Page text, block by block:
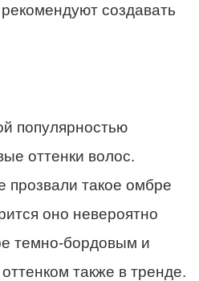
создавать
популярностью
оттенки волос.
прозвали такое омбре
оно невероятно
темно-бордовым и
также в тренде.